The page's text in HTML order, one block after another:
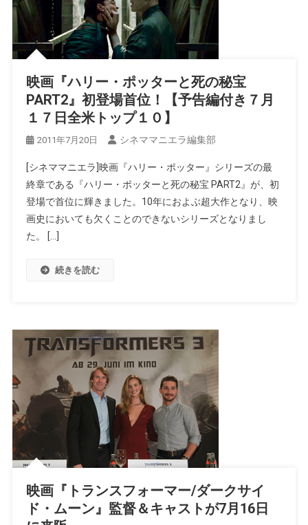
映画『ハリー・ポッターと死の秘宝
PART2』初登場首位！【予告編付き７月
１７日全米トップ１０】
2011年7月20日 シネママニエラ編集部
[シネママニエラ]映画『ハリー・ポッター』シリーズの最
終章である『ハリー・ポッターと死の秘宝 PART2』が、初
登場で首位に輝きました。10年におよぶ超大作となり、映
画史においても欠くことのできないシリーズとなりまし
た。 […]
続きを読む
映画『トランスフォーマー/ダークサイ
ド・ムーン』監督＆キャストが7月16日